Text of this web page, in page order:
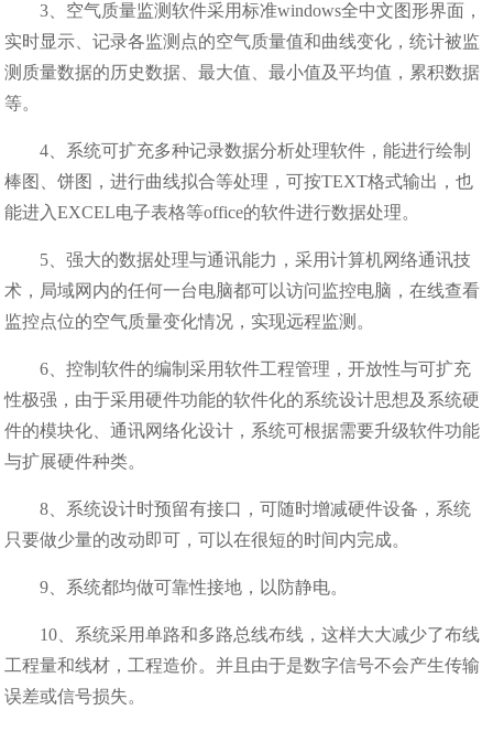
3、空气质量监测软件采用标准windows全中文图形界面，
实时显示、记录各监测点的空气质量值和曲线变化，统计被监
测质量数据的历史数据、最大值、最小值及平均值，累积数据
等。
4、系统可扩充多种记录数据分析处理软件，能进行绘制
棒图、饼图，进行曲线拟合等处理，可按TEXT格式输出，也
能进入EXCEL电子表格等office的软件进行数据处理。
5、强大的数据处理与通讯能力，采用计算机网络通讯技
术，局域网内的任何一台电脑都可以访问监控电脑，在线查看
监控点位的空气质量变化情况，实现远程监测。
6、控制软件的编制采用软件工程管理，开放性与可扩充
性极强，由于采用硬件功能的软件化的系统设计思想及系统硬
件的模块化、通讯网络化设计，系统可根据需要升级软件功能
与扩展硬件种类。
8、系统设计时预留有接口，可随时增减硬件设备，系统
只要做少量的改动即可，可以在很短的时间内完成。
9、系统都均做可靠性接地，以防静电。
10、系统采用单路和多路总线布线，这样大大减少了布线
工程量和线材，工程造价。并且由于是数字信号不会产生传输
误差或信号损失。